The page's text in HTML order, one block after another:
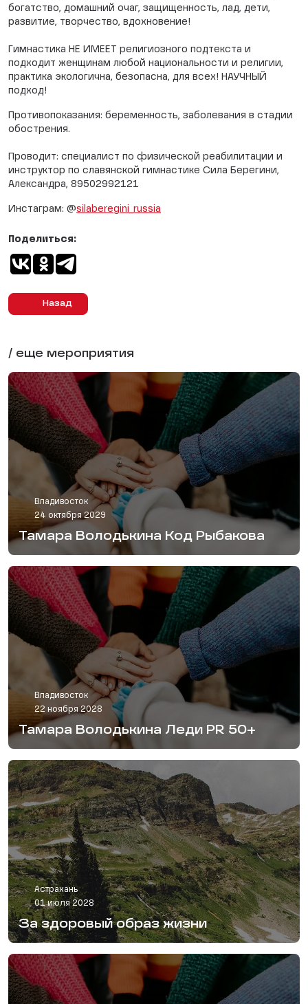
богатство, домашний очаг, защищенность, лад, дети,
развитие, творчество, вдохновение!
Гимнастика НЕ ИМЕЕТ религиозного подтекста и
подходит женщинам любой национальности и религии,
практика экологична, безопасна, для всех! НАУЧНЫЙ
подход!
Противопоказания: беременность, заболевания в стадии
обострения.
Проводит: специалист по физической реабилитации и
инструктор по славянской гимнастике Сила Берегини,
Александра, 89502992121
Инстаграм: @silaberegini_russia
Назад
Поделиться:
/ еще мероприятия
Владивосток
24 октября 2029
Тамара Володькина Код Рыбакова
Владивосток
22 ноября 2028
Тамара Володькина Леди PR 50+
Астрахань
01 июля 2028
За здоровый образ жизни